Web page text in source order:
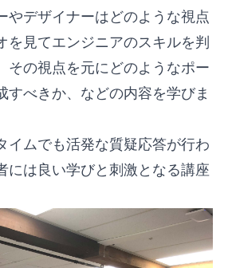
やデザイナーはどのような視点
を見てエンジニアのスキルを判
その視点を元にどのようなポー
すべきか、などの内容を学びま
イムでも活発な質疑応答が行わ
には良い学びと刺激となる講座